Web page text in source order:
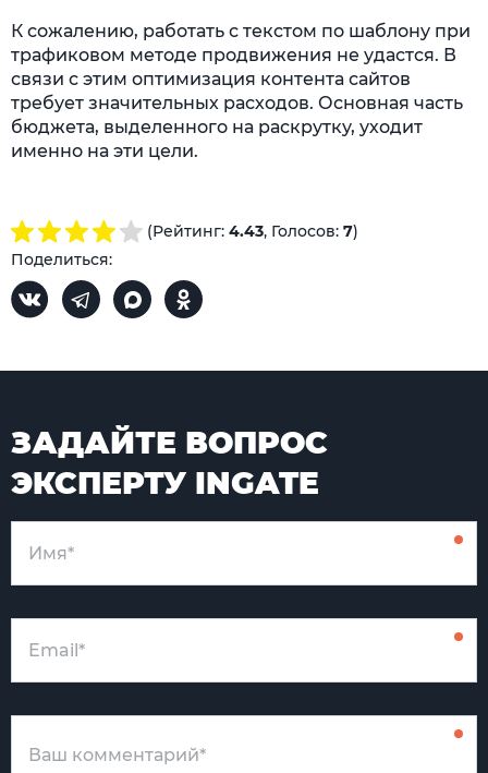
К сожалению, работать с текстом по шаблону при
трафиковом методе продвижения не удастся. В
связи с этим оптимизация контента сайтов
требует значительных расходов. Основная часть
бюджета, выделенного на раскрутку, уходит
именно на эти цели.
(Рейтинг: 4.43, Голосов: 7)
Поделиться:
ЗАДАЙТЕ ВОПРОС
ЭКСПЕРТУ INGATE